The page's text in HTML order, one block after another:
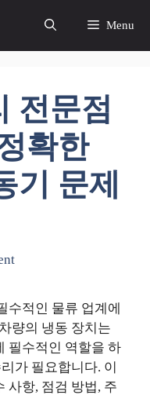
Menu
전문점
확한
기 문제
수적인 물류 업계에
량의 냉동 장치는
필수적인 역할을 하
가 필요합니다. 이
사항, 점검 방법, 주